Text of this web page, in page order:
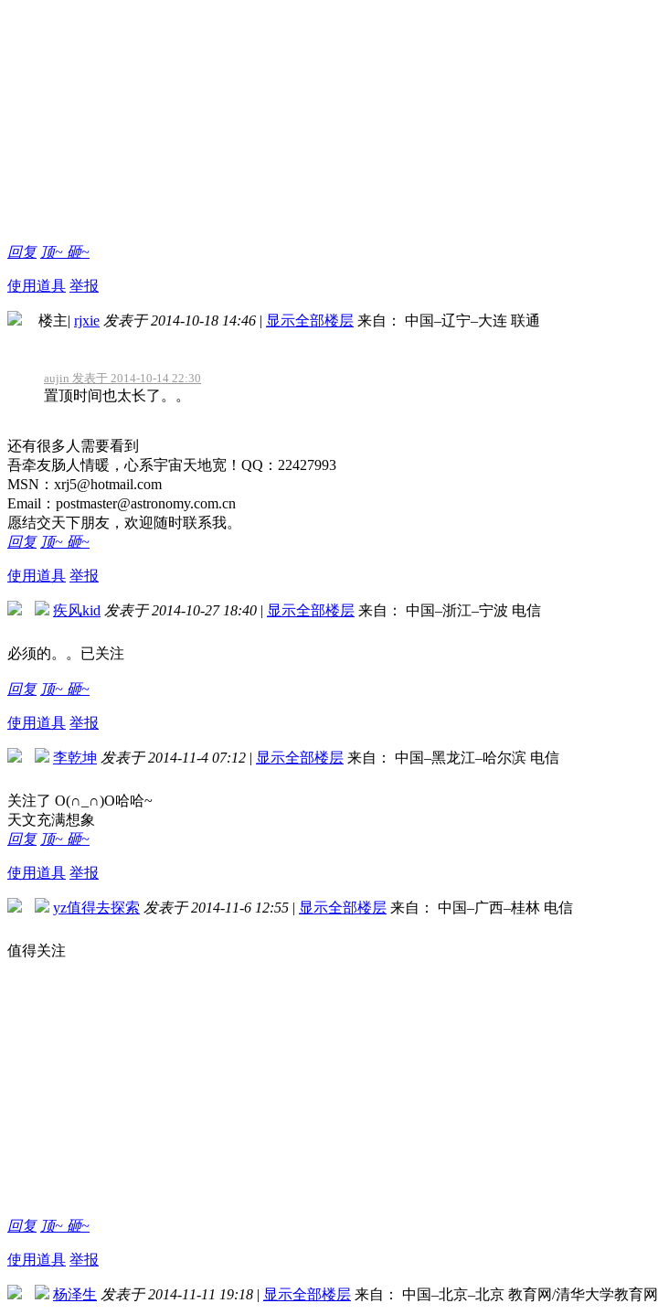
回复 顶~ 砸~
使用道具 举报
楼主| rjxie 发表于 2014-10-18 14:46 | 显示全部楼层 来自： 中国–辽宁–大连 联通
aujin 发表于 2014-10-14 22:30
置顶时间也太长了。。
还有很多人需要看到
吾牵友肠人情暖，心系宇宙天地宽！QQ：22427993
MSN：xrj5@hotmail.com
Email：postmaster@astronomy.com.cn
愿结交天下朋友，欢迎随时联系我。
回复 顶~ 砸~
使用道具 举报
疾风kid 发表于 2014-10-27 18:40 | 显示全部楼层 来自： 中国–浙江–宁波 电信
必须的。。已关注
回复 顶~ 砸~
使用道具 举报
李乾坤 发表于 2014-11-4 07:12 | 显示全部楼层 来自： 中国–黑龙江–哈尔滨 电信
关注了 O(∩_∩)O哈哈~
天文充满想象
回复 顶~ 砸~
使用道具 举报
yz值得去探索 发表于 2014-11-6 12:55 | 显示全部楼层 来自： 中国–广西–桂林 电信
值得关注
回复 顶~ 砸~
使用道具 举报
杨泽生 发表于 2014-11-11 19:18 | 显示全部楼层 来自： 中国–北京–北京 教育网/清华大学教育网